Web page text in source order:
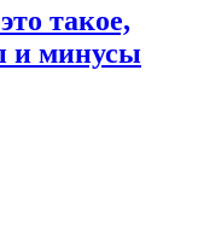
такое,
и минусы